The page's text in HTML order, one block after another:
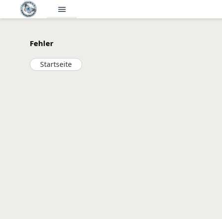
menu
Fehler
Startseite